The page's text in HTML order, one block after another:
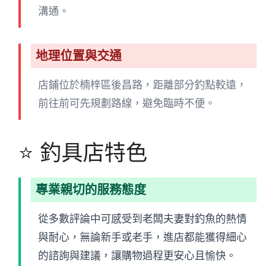
溝通。
地理位置與交通
店鋪位於楠梓區後昌路，距離部分釣點較遠，
前往前可先規劃路線，避免臨時不便。
⭐ 釣具店特色
專業親切的服務態度
從多數評論中可感受到老闆夫妻對釣魚的熱情
與耐心，無論新手或老手，進店都能獲得細心
的諮詢與建議，讓購物過程更安心且愉快。